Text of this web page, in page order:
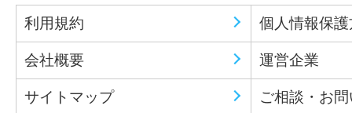
利用規約 個人情報保
会社概要 運営企業
サイトマップ ご相談・お